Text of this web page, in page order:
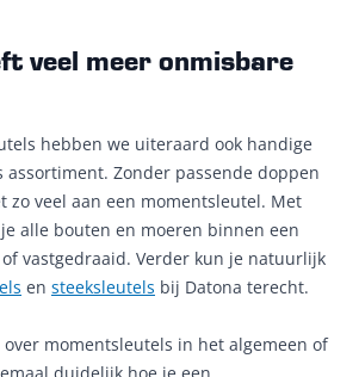
veel meer onmisbare
hebben we uiteraard ook handige
assortiment. Zonder passende doppen
zo veel aan een momentsleutel. Met
alle bouten en moeren binnen een
vastgedraaid. Verder kun je natuurlijk
en steeksleutels bij Datona terecht.
momentsleutels in het algemeen of